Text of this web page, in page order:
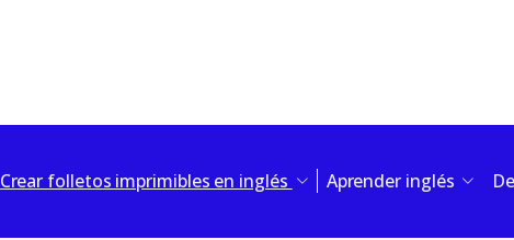
Crear folletos imprimibles en inglés Aprender inglés